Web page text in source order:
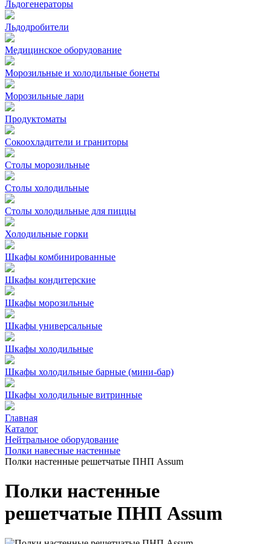
Льдогенераторы
Льдодробители
Медицинское оборудование
Морозильные и холодильные бонеты
Морозильные лари
Продуктоматы
Сокоохладители и граниторы
Столы морозильные
Столы холодильные
Столы холодильные для пиццы
Холодильные горки
Шкафы комбинированные
Шкафы кондитерские
Шкафы морозильные
Шкафы универсальные
Шкафы холодильные
Шкафы холодильные барные (мини-бар)
Шкафы холодильные витринные
Главная
Каталог
Нейтральное оборудование
Полки навесные настенные
Полки настенные решетчатые ПНП Assum
Полки настенные
решетчатые ПНП Assum